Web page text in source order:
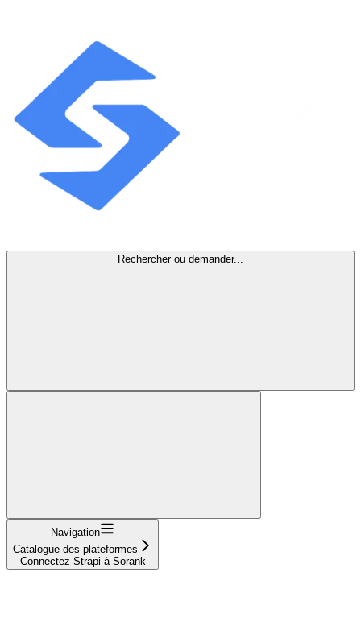
Rechercher ou demander...
Navigation
Catalogue des plateformes
Connectez Strapi à Sorank